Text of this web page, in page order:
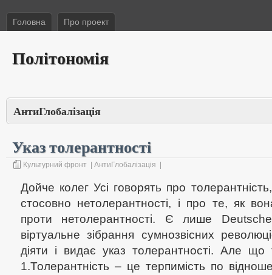
Головна Про проект
Політономія
АнтиГлобалізація
Указ толерантності
Культурний фронт АнтиГлобалізація
Дойче колег Усі говорять про
стосовно нетолерантності, і про те, як
проти нетолерантності. Є лише
віртуальне зібрання сумнозвісних
діяти і видає указ толерантності. Але що
1.Толерантність – це терпимість по